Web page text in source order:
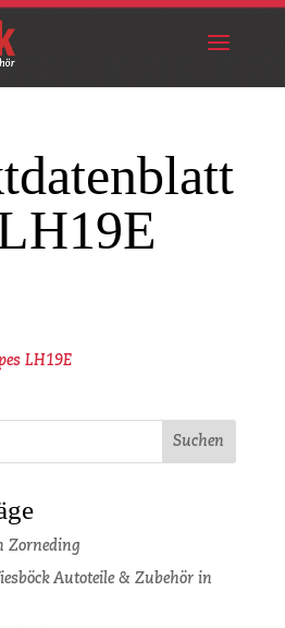
LH19E
Zorneding
Autoteile & Zubehör in